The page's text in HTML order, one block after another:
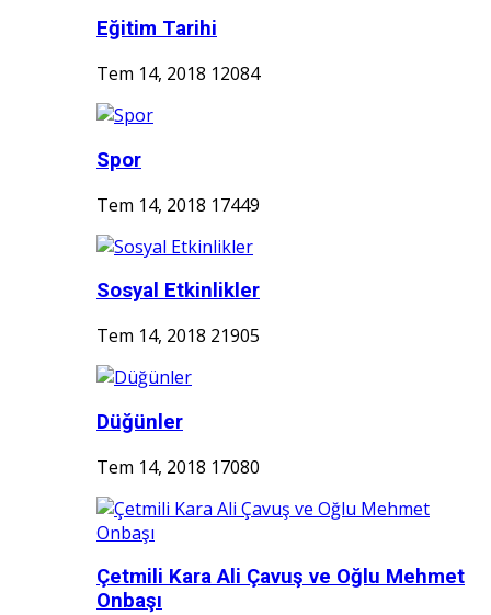
Eğitim Tarihi
Tem 14, 2018 12084
Spor
Tem 14, 2018 17449
Sosyal Etkinlikler
Tem 14, 2018 21905
Düğünler
Tem 14, 2018 17080
Çetmili Kara Ali Çavuş ve Oğlu Mehmet
Onbaşı